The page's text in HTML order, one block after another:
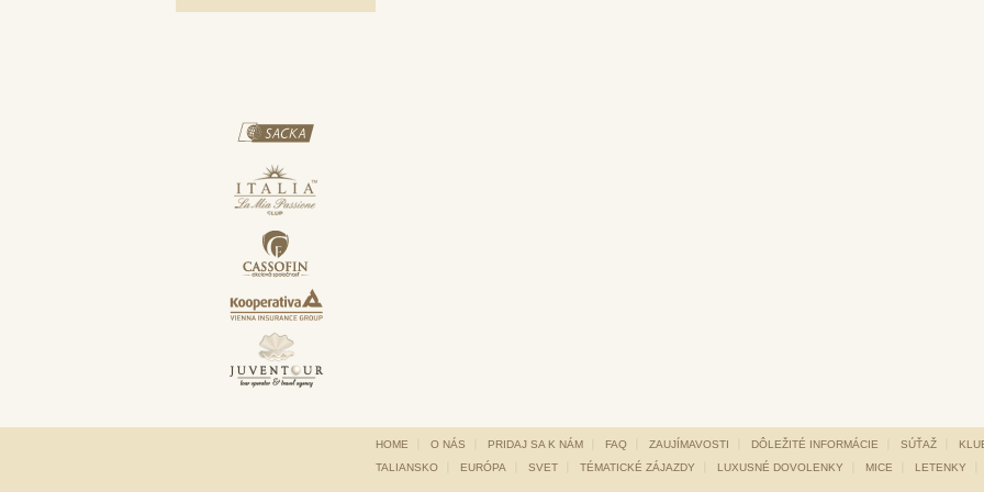
HOME O NÁS PRIDAJ SA K NÁM FAQ ZAUJÍMAVOSTI DÔLEŽITÉ INFORMÁCIE SÚŤAŽ
TALIANSKO
EURÓPA SVET TÉMATICKÉ ZÁJAZDY LUXUSNÉ DOVOLENKY MICE LETENKY